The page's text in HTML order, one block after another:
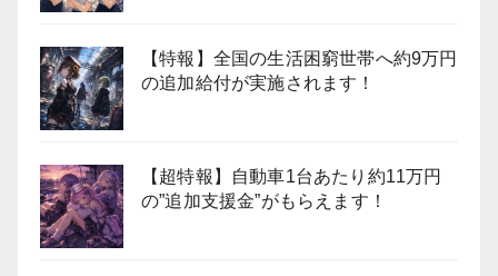
【特報】全国の生活困窮世帯へ約9万円
の追加給付が実施されます！
【超特報】自動車1台あたり約11万円
の”追加支援金”がもらえます！